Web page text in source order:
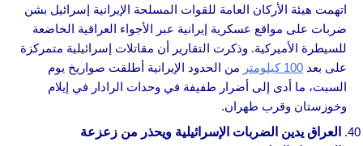
اتهمت هيئة الأركان العامة للقوات المسلحة الإيرانية إسرائيل بشن
ضربات على مواقع عسكرية إيرانية عبر الأجواء العراقية الخاضعة
للسيطرة الأميركية. وذكرت التقارير أن مقاتلات إسرائيلية متمركزة
على بعد 100 كيلومتر
من الحدود الإيرانية أطلقت صواريخ يوم
السبت، ما أدى إلى أضرار طفيفة في وحدات الرادار في إيلام
وخوزستان وقرب طهران.
العراق يدين الضربات الإسرائيلية ويحذر من زعزعة